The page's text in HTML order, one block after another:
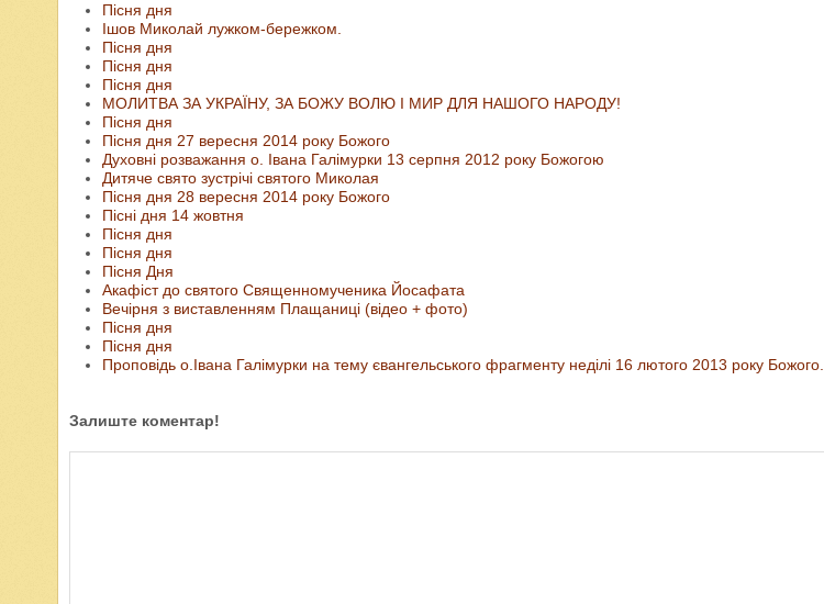
Пісня дня
Ішов Миколай лужком-бережком.
Пісня дня
Пісня дня
Пісня дня
МОЛИТВА ЗА УКРАЇНУ, ЗА БОЖУ ВОЛЮ І МИР ДЛЯ НАШОГО НАРОДУ!
Пісня дня
Пісня дня 27 вересня 2014 року Божого
Духовні розважання о. Івана Галімурки 13 серпня 2012 року Божогою
Дитяче свято зустрічі святого Миколая
Пісня дня 28 вересня 2014 року Божого
Пісні дня 14 жовтня
Пісня дня
Пісня дня
Пісня Дня
Акафіст до святого Священномученика Йосафата
Вечірня з виставленням Плащаниці (відео + фото)
Пісня дня
Пісня дня
Проповідь о.Івана Галімурки на тему євангельського фрагменту неділі 16 лютого 2013 року Божого.
Залиште коментар!